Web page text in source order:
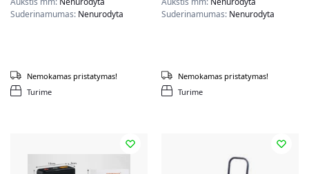
Suderinamumas: Nenurodyta
Turime
Nemokamas pristatymas!
Suderinamumas: Nenurodyta
Turime
Nemokamas pristatymas!